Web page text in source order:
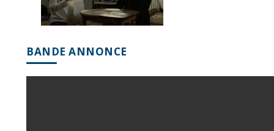
BANDE ANNONCE